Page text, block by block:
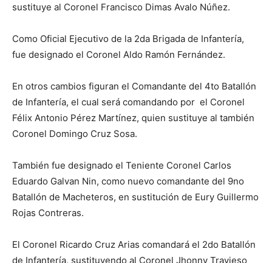
sustituye al Coronel Francisco Dimas Avalo Núñez.
Como Oficial Ejecutivo de la 2da Brigada de Infantería,
fue designado el Coronel Aldo Ramón Fernández.
En otros cambios figuran el Comandante del 4to Batallón
de Infantería, el cual será comandando por el Coronel
Félix Antonio Pérez Martínez, quien sustituye al también
Coronel Domingo Cruz Sosa.
También fue designado el Teniente Coronel Carlos
Eduardo Galvan Nin, como nuevo comandante del 9no
Batallón de Macheteros, en sustitución de Eury Guillermo
Rojas Contreras.
El Coronel Ricardo Cruz Arias comandará el 2do Batallón
de Infantería, sustituyendo al Coronel Jhonny Travieso